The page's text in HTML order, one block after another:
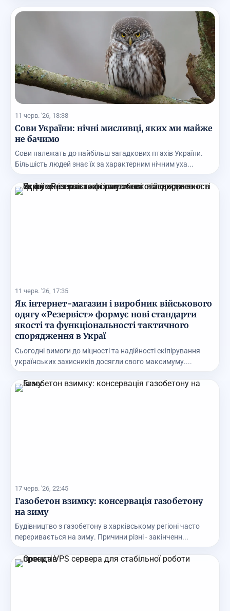
11 черв. '26, 18:38
Сови України: нічні мисливці, яких ми майже
не бачимо
Сови належать до найбільш загадкових птахів України.
Більшість людей знає їх за характерним нічним уха...
11 черв. '26, 17:35
Як інтернет-магазин і виробник військового
одягу «Резервіст» формує нові стандарти
якості та функціональності тактичного
спорядження в Украї
Сьогодні вимоги до міцності та надійності екіпірування
українських захисників досягли свого максимуму....
17 черв. '26, 22:45
Газобетон взимку: консервація газобетону
на зиму
Будівництво з газобетону в харківському регіоні часто
переривається на зиму. Причини різні - закінченн...